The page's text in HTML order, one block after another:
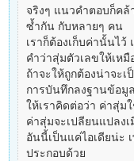
จริงๆ แนวคำตอบก็ค
ซ้ำกัน กับหลายๆ คน
เราก็ต้องเก็บค่านั้นไ
คำว่าสุ่มตัวเลขให้เห
ถ้าจะให้ถูกต้องน่าจะ
การบันทึกลงฐานข้อมู
ให้เราคิดต่อว่า ค่าสุ่ม
ค่าสุ่มจะเปลียนแปลงเ
อันนี้เป็นแค่ไอเดียน่ะ
ประกอบด้วย